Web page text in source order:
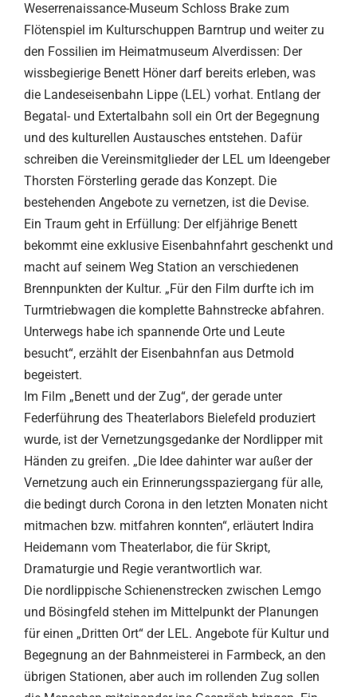
Weserrenaissance-Museum Schloss Brake zum
Flötenspiel im Kulturschuppen Barntrup und weiter zu
den Fossilien im Heimatmuseum Alverdissen: Der
wissbegierige Benett Höner darf bereits erleben, was
die Landeseisenbahn Lippe (LEL) vorhat. Entlang der
Begatal- und Extertalbahn soll ein Ort der Begegnung
und des kulturellen Austausches entstehen. Dafür
schreiben die Vereinsmitglieder der LEL um Ideengeber
Thorsten Försterling gerade das Konzept. Die
bestehenden Angebote zu vernetzen, ist die Devise.
Ein Traum geht in Erfüllung: Der elfjährige Benett
bekommt eine exklusive Eisenbahnfahrt geschenkt und
macht auf seinem Weg Station an verschiedenen
Brennpunkten der Kultur. „Für den Film durfte ich im
Turmtriebwagen die komplette Bahnstrecke abfahren.
Unterwegs habe ich spannende Orte und Leute
besucht“, erzählt der Eisenbahnfan aus Detmold
begeistert.
Im Film „Benett und der Zug“, der gerade unter
Federführung des Theaterlabors Bielefeld produziert
wurde, ist der Vernetzungsgedanke der Nordlipper mit
Händen zu greifen. „Die Idee dahinter war außer der
Vernetzung auch ein Erinnerungsspaziergang für alle,
die bedingt durch Corona in den letzten Monaten nicht
mitmachen bzw. mitfahren konnten“, erläutert Indira
Heidemann vom Theaterlabor, die für Skript,
Dramaturgie und Regie verantwortlich war.
Die nordlippische Schienenstrecken zwischen Lemgo
und Bösingfeld stehen im Mittelpunkt der Planungen
für einen „Dritten Ort“ der LEL. Angebote für Kultur und
Begegnung an der Bahnmeisterei in Farmbeck, an den
übrigen Stationen, aber auch im rollenden Zug sollen